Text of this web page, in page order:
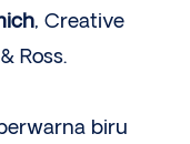
, Creative
Ross.
biru